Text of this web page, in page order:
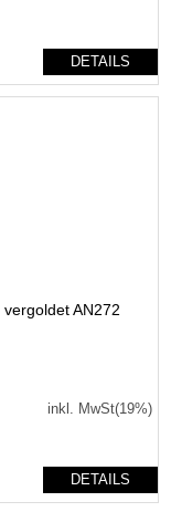
DETAILS
AN272
inkl. MwSt(19%)
DETAILS